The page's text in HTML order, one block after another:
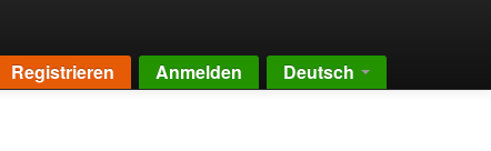
Registrieren Anmelden Deutsch